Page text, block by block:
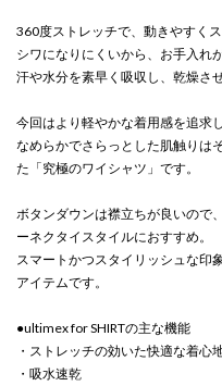
360度ストレッチで、動きやすくス
シワになりにくいから、お手入れが
汗や水分を素早く吸収し、乾燥さ
今回はより軽やかな着用感を追求
なめらかでさらっとした肌触りは
た「究極のワイシャツ」です。
ボタンダウンは襟立ちが良いので
ーネクタイスタイルにおすすめ。
スマートかつスタイリッシュな印
アイテムです。
●ultimex for SHIRTの主な機能
・ストレッチの効いた快適な着心
・吸水速乾